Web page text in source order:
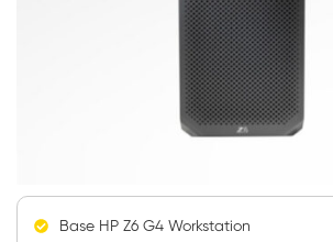
Base HP Z6 G4 Workstation